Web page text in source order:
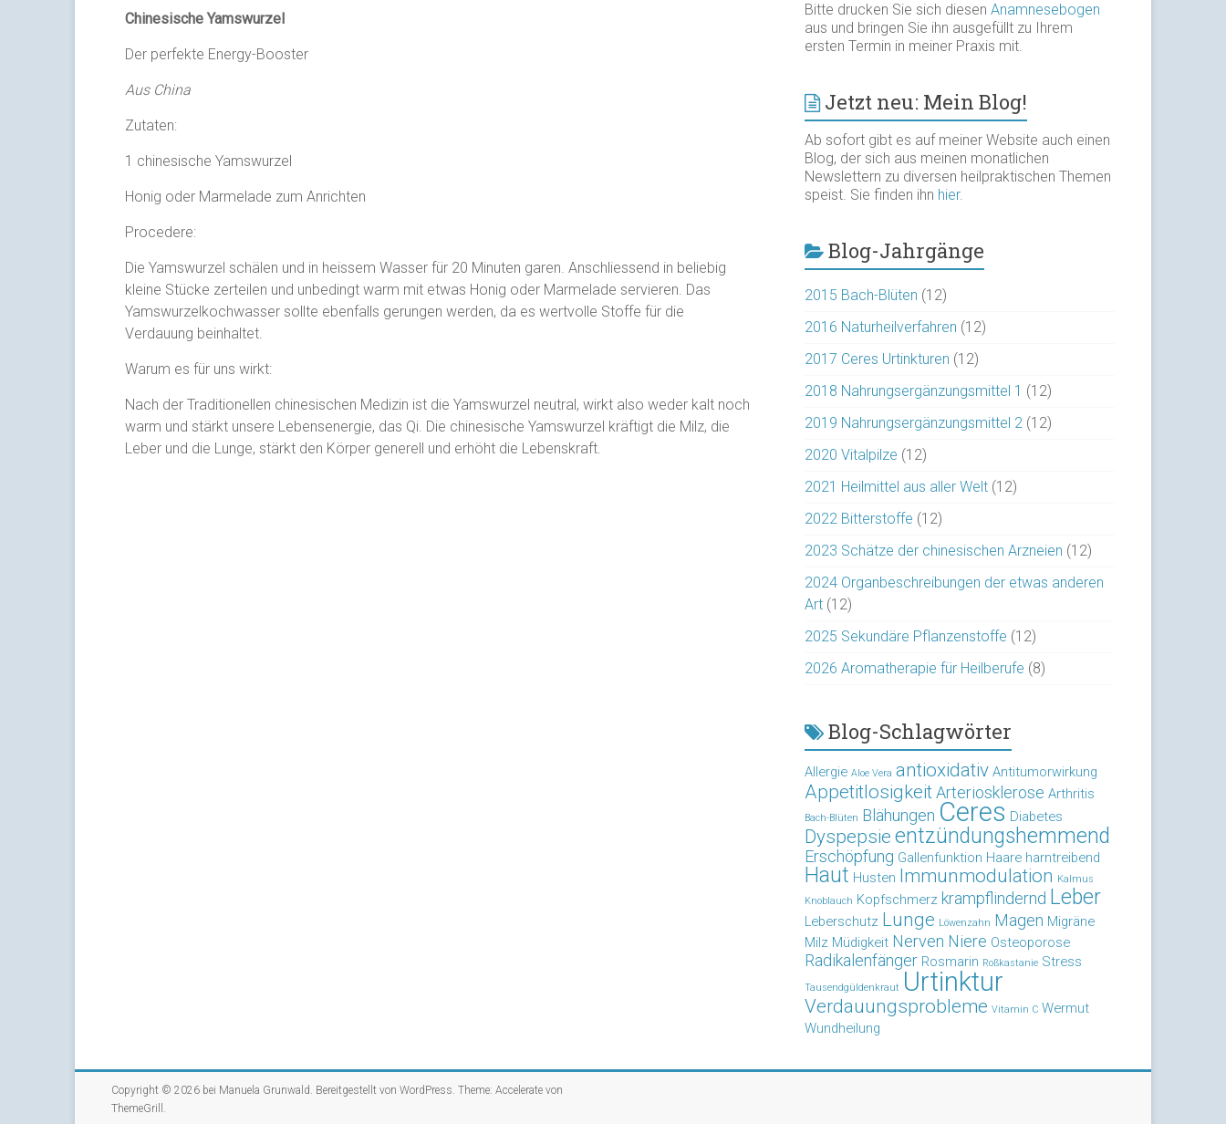
Chinesische Yamswurzel
Der perfekte Energy-Booster
Aus China
Zutaten:
1 chinesische Yamswurzel
Honig oder Marmelade zum Anrichten
Procedere:
Die Yamswurzel schälen und in heissem Wasser für 20 Minuten garen. Anschliessend in beliebig
kleine Stücke zerteilen und unbedingt warm mit etwas Honig oder Marmelade servieren. Das
Yamswurzelkochwasser sollte ebenfalls gerungen werden, da es wertvolle Stoffe für die
Verdauung beinhaltet.
Warum es für uns wirkt:
Nach der Traditionellen chinesischen Medizin ist die Yamswurzel neutral, wirkt also weder kalt noch
warm und stärkt unsere Lebensenergie, das Qi. Die chinesische Yamswurzel kräftigt die Milz, die
Leber und die Lunge, stärkt den Körper generell und erhöht die Lebenskraft.
Bitte drucken Sie sich diesenAnamnesebogen
aus und bringen Sie ihn ausgefüllt zu Ihrem
ersten Termin in meiner Praxis mit.
Jetzt neu: Mein Blog!
Ab sofort gibt es auf meiner Website auch einen
Blog, der sich aus meinen monatlichen
Newslettern zu diversen heilpraktischen Themen
speist. Sie finden ihn hier.
Blog-Jahrgänge
2015 Bach-Blüten (12)
2016 Naturheilverfahren (12)
2017 Ceres Urtinkturen (12)
2018 Nahrungsergänzungsmittel 1 (12)
2019 Nahrungsergänzungsmittel 2 (12)
2020 Vitalpilze (12)
2021 Heilmittel aus aller Welt (12)
2022 Bitterstoffe (12)
2023 Schätze der chinesischen Arzneien (12)
2024 Organbeschreibungen der etwas anderen
Art (12)
2025 Sekundäre Pflanzenstoffe (12)
2026 Aromatherapie für Heilberufe (8)
Blog-Schlagwörter
Allergie Aloe Vera antioxidativ Antitumorwirkung
AppetitlosigkeitArteriosklerose Arthritis
Bach-Blüten Blähungen Ceres Diabetes
Dyspepsie entzündungshemmend
Erschöpfung Gallenfunktion Haare harntreibend
Haut Husten Immunmodulation Kalmus
Knoblauch Kopfschmerz krampflindernd Leber
Leberschutz Lunge Löwenzahn Magen Migräne
Milz Müdigkeit Nerven Niere Osteoporose
Radikalenfänger Rosmarin Roßkastanie Stress
Tausendgüldenkraut Urtinktur
Verdauungsprobleme Vitamin C Wermut
Wundheilung
Copyright © 2026 bei Manuela Grunwald. Bereitgestellt von WordPress. Theme: Accelerate von
ThemeGrill .